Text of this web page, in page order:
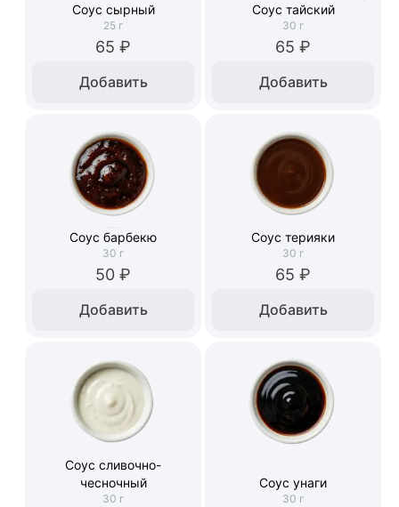
Соус сырный
25г
65 ₽
Добавить
Соус тайский
30 г
65 ₽
Добавить
Соус барбекю
30 г
50 ₽
Добавить
Соус терияки
30 г
65 ₽
Добавить
Соус сливочно-
чесночный
30 г
Соус унаги
30 г